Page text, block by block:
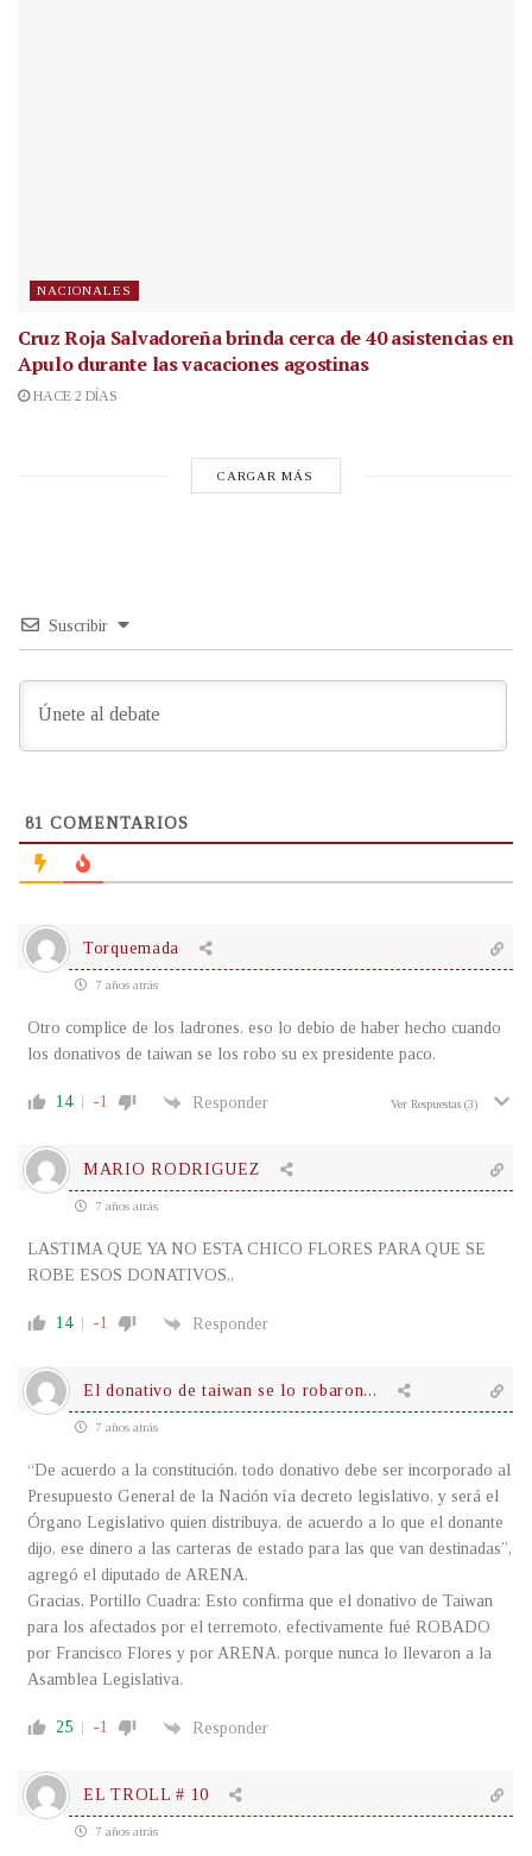
NACIONALES
Cruz Roja Salvadoreña brinda cerca de 40 asistencias en
Apulo durante las vacaciones agostinas
HACE 2 DÍAS
CARGAR MÁS
Suscribir
81 COMENTARIOS
Torquemada
7 años atrás
Otro complice de los ladrones. eso lo debio de haber hecho cuando
los donativos de taiwan se los robo su ex presidente paco.
14 -1 Responder Ver Respuestas (3)
MARIO RODRIGUEZ
7 años atrás
LASTIMA QUE YA NO ESTA CHICO FLORES PARA QUE SE
ROBE ESOS DONATIVOS,,
14 -1 Responder
El donativo de taiwan se lo robaron...
7 años atrás
“De acuerdo a la constitución, todo donativo debe ser incorporado al
Presupuesto General de la Nación vía decreto legislativo, y será el
Órgano Legislativo quien distribuya, de acuerdo a lo que el donante
dijo, ese dinero a las carteras de estado para las que van destinadas”,
agregó el diputado de ARENA.
Gracias, Portillo Cuadra: Esto confirma que el donativo de Taiwan
para los afectados por el terremoto, efectivamente fué ROBADO
por Francisco Flores y por ARENA. porque nunca lo llevaron a la
Asamblea Legislativa.
25 -1 Responder
EL TROLL # 10
7 años atrás